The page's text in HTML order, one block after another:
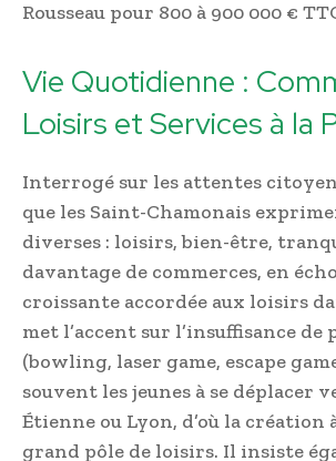
Rousseau pour 800 à 900 000 €
Vie Quotidienne :
Loisirs et Services à la
Interrogé sur les attentes
que les Saint-Chamonais
diverses : loisirs, bien-être,
davantage de commerces, en
croissante accordée aux loisirs
met l’accent sur l’insuffisance de
(bowling, laser game, escape
souvent les jeunes à se déplacer
Étienne ou Lyon, d’où la création
grand pôle de loisirs. Il insiste